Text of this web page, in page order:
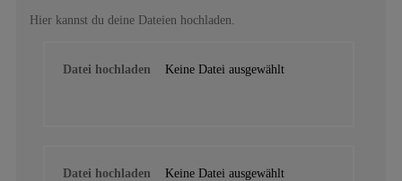
Hier kannst du deine Dateien hochladen.
Datei hochladen Keine Datei ausgewählt
Datei hochladen Keine Datei ausgewählt